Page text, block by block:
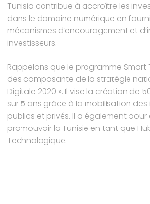
Tunisia contribue à accroître les
dans le domaine numérique en
mécanismes d’encouragement et
investisseurs.
Rappelons que le programme Smart
des composante de la stratégie
Digitale 2020 ». Il vise la création de
sur 5 ans grâce à la mobilisation des
publics et privés. Il a également
promouvoir la Tunisie en tant que
Technologique.